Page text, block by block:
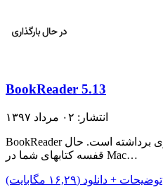
BookReader 5.13
انتشار: ۰۲ مرداد ۱۳۹۷
BookReader قدمی دیگر در حقیقت مجازی برداشته است. حال
قفسه کتابهای شما در Mac…
توضیحات + دانلود (۱۶,۲۹ مگابایت)